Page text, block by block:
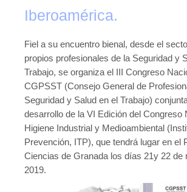
Iberoamérica.
Fiel a su encuentro bienal, desde el
propios profesionales de la Seguridad y
Trabajo, se organiza el III Congreso
CGPSST (Consejo General de
Seguridad y Salud en el Trabajo)
desarrollo de la VI Edición del Congreso
Higiene Industrial y Medioambiental
Prevención, ITP), que tendrá lugar en el
Ciencias de Granada los días 21y 22 de
2019.